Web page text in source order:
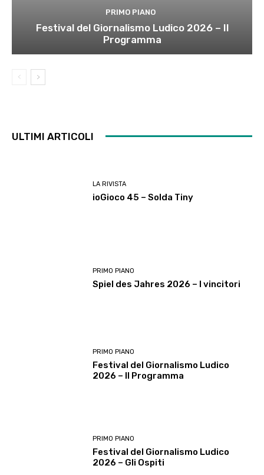
PRIMO PIANO
Festival del Giornalismo Ludico 2026 – Il
Programma
ULTIMI ARTICOLI
LA RIVISTA
ioGioco 45 – Solda Tiny
PRIMO PIANO
Spiel des Jahres 2026 – I vincitori
PRIMO PIANO
Festival del Giornalismo Ludico
2026 – Il Programma
PRIMO PIANO
Festival del Giornalismo Ludico
2026 – Gli Ospiti